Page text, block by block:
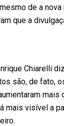
de a nova
que a
Chiarelli
são, de fato,
mais visível a